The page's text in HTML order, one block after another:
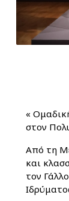
«
στον
Από τη
και
τον